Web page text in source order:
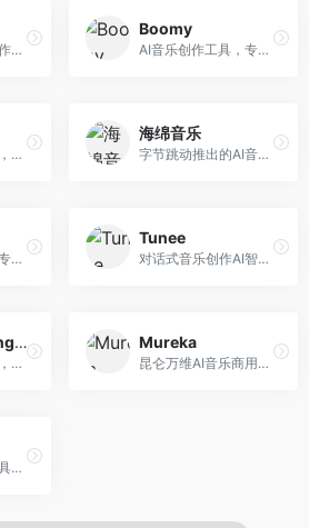
全栈自研AI音乐创作平台，支持从创作到发布的完整流程。面向独立音乐人和音乐工作室，提供作词作曲、编曲混音、音乐发布等服务，创作工具专业。
Boomy
AI音乐创作工具，专注于快速音乐生成与发布。面向音乐爱好者和业余创作者，支持一键生成原创音乐，可直接发布到音乐平台，创作门槛低。
AI音乐作曲家平台，专注于古典和影视配乐创作。面向影视制作人和游戏开发者，提供原创音乐生成、配乐定制等服务，音乐风格专业，适合影视游戏配乐。
海绵音乐
字节跳动推出的AI音乐创作平台，支持多风格音乐生成。面向内容创作者和音乐爱好者，提供歌词创作、旋律生成、编曲制作等服务，创作效率高，适合短视频配乐。
AI音乐生成平台，专注于免版税音乐创作。面向视频创作者和内容制作者，提供背景音乐生成、音乐定制等服务，音乐版权清晰，适合视频配乐场景。
Tunee
对话式音乐创作AI智能体，支持自然语言交互创作。面向音乐爱好者，通过对话方式完成音乐创作，交互体验友好，创作过程直观。
Lyrics Into Song AI
歌词转歌曲AI工具，支持将歌词转化为完整歌曲。面向歌词创作者和音乐爱好者，提供歌词谱曲、编曲制作等服务，歌词音乐化效率高。
Mureka
昆仑万维AI音乐商用创作平台，专注于商业音乐授权。面向企业和商业用户，提供版权音乐生成、商用授权等服务，音乐版权清晰，商业应用安全。
在线AI音乐创作工具，支持歌词与旋律一体化生成。面向内容创作者和音乐爱好者，提供歌词创作、旋律生成、音乐制作等服务，操作简便，创作速度快。